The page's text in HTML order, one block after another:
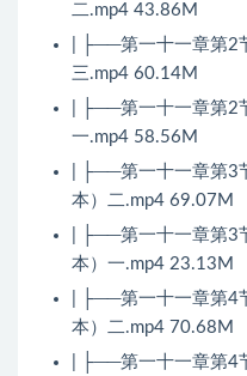
二.mp4 43.86M
| ├──第一十一章第2
三.mp4 60.14M
| ├──第一十一章第2
一.mp4 58.56M
| ├──第一十一章第3
本）二.mp4 69.07M
| ├──第一十一章第3
本）一.mp4 23.13M
| ├──第一十一章第4
本）二.mp4 70.68M
| ├──第一十一章第4